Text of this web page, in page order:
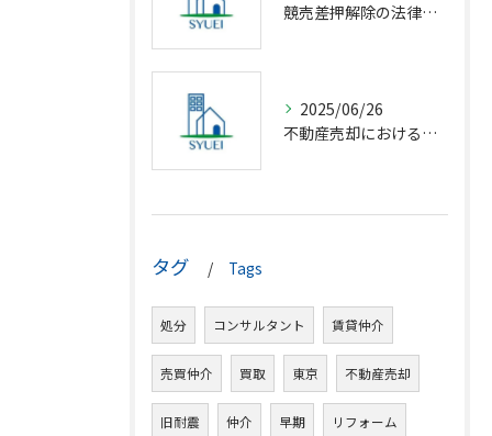
競売差押解除の法律相談完全解説
2025/06/26
不動産売却における仲介の基礎知識
タグ Tags
処分 コンサルタント 賃貸仲介
売買仲介 買取 東京 不動産売却
旧耐震 仲介 早期 リフォーム